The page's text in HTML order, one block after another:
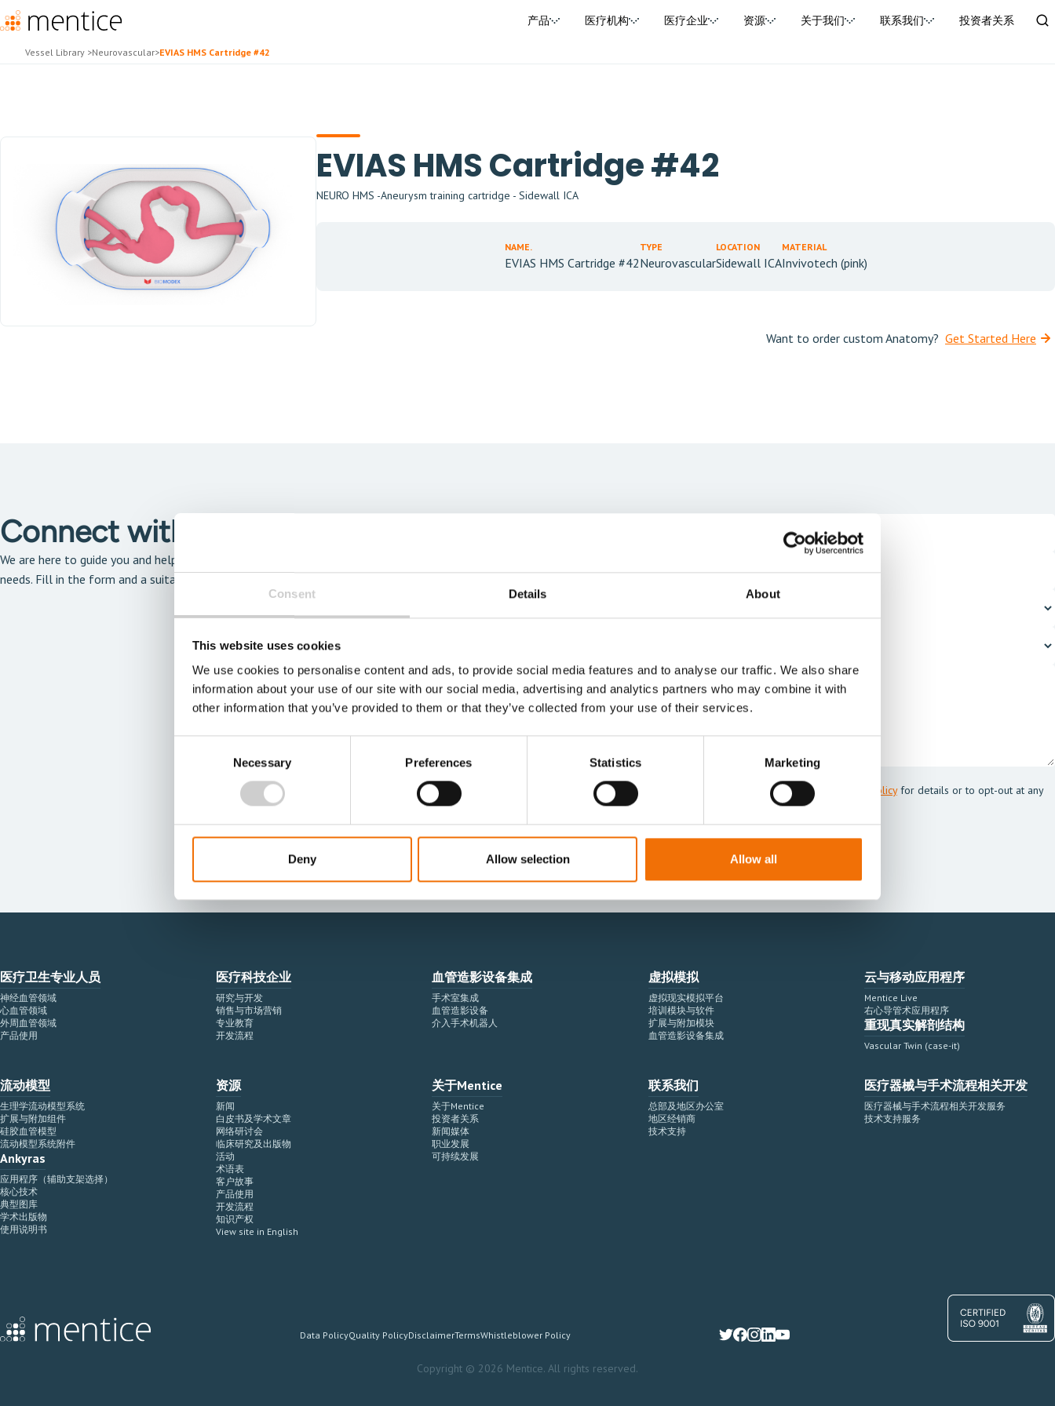
Consent Details About
This website uses cookies
We use cookies to personalise content and ads, to provide social media features and to analyse our traffic. We also share
information about your use of our site with our social media, advertising and analytics partners who may combine it with
other information that you’ve provided to them or that they’ve collected from your use of their services.
Necessary Preferences Statistics Marketing
Deny Allow selection Allow all
产品 医疗机构 医疗企业 资源 关于我们 联系我们 投资者关系
Vessel Library >Neurovascular>EVIAS HMS Cartridge #42
EVIAS HMS Cartridge #42
NEURO HMS -Aneurysm training cartridge - Sidewall ICA
NAME.
EVIAS HMS Cartridge #42
TYPE
Neurovascular
LOCATION
Sidewall ICA
MATERIAL
Invivotech (pink)
Want to order custom Anatomy? Get Started Here
Connect with our solutions team
We are here to guide you and help you find the solution that is the best fit for your unique
needs. Fill in the form and a suitable expert will get back to you as soon as possible.
I agree to allow Mentice to store and process my personal data. See our
Privacy Policyfor details or to opt-out at any
医疗卫生专业人员
神经血管领域
心血管领域
外周血管领域
产品使用
医疗科技企业
研究与开发
销售与市场营销
专业教育
开发流程
血管造影设备集成
手术室集成
血管造影设备
介入手术机器人
虚拟模拟
虚拟现实模拟平台
培训模块与软件
扩展与附加模块
血管造影设备集成
云与移动应用程序
Mentice Live
右心导管术应用程序
重现真实解剖结构
Vascular Twin (case-it)
流动模型
生理学流动模型系统
扩展与附加组件
硅胶血管模型
流动模型系统附件
Ankyras
应用程序（辅助支架选择）
核心技术
典型图库
学术出版物
使用说明书
资源
新闻
白皮书及学术文章
网络研讨会
临床研究及出版物
活动
术语表
客户故事
产品使用
开发流程
知识产权
View site in English
关于Mentice
关于Mentice
投资者关系
新闻媒体
职业发展
可持续发展
联系我们
总部及地区办公室
地区经销商
技术支持
医疗器械与手术流程相关开发
医疗器械与手术流程相关开发服务
技术支持服务
Data PolicyQuality PolicyDisclaimerTermsWhistleblower Policy
Copyright © 2026 Mentice. All rights reserved.